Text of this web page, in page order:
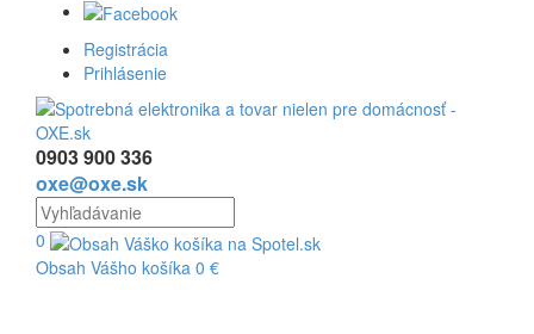
Registrácia
Prihlásenie
0903 900 336
oxe@oxe.sk
0
Obsah Vášho košíka 0 €